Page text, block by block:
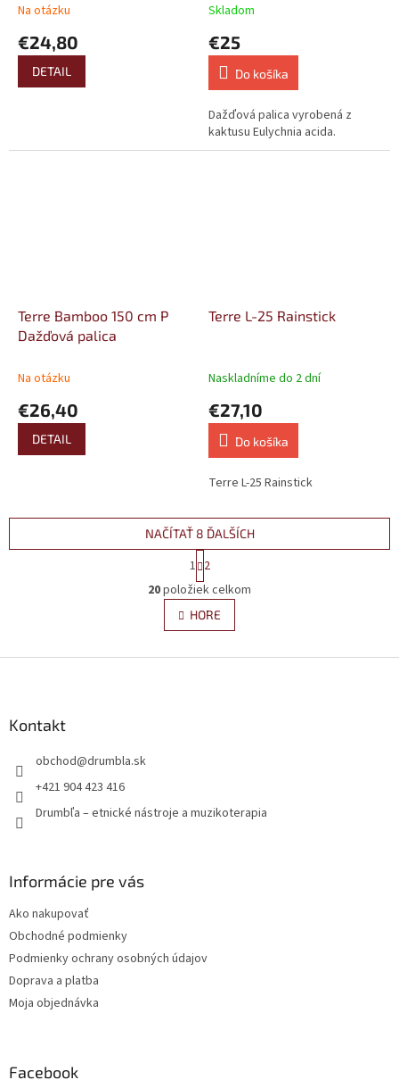
Na otázku
€24,80
DETAIL
Skladom
€25
Do košíka
Dažďová palica vyrobená z
kaktusu Eulychnia acida.
Terre Bamboo 150 cm P
Dažďová palica
Na otázku
€26,40
DETAIL
Terre L-25 Rainstick
Naskladníme do 2 dní
€27,10
Do košíka
Terre L-25 Rainstick
O
v
l
á
v
NAČÍTAŤ 8 ĎALŠÍCH
t
r
á
n
k
v
1 2
20položiek celkom
HORE
Kontakt
obchod@drumbla.sk
+421 904 423 416
Drumbľa – etnické nástroje a muzikoterapia
Informácie pre vás
Ako nakupovať
Obchodné podmienky
Podmienky ochrany osobných údajov
Doprava a platba
Moja objednávka
Facebook